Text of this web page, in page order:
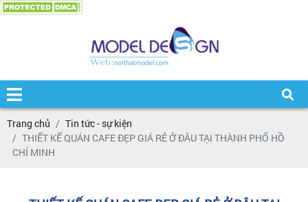
Trang chủ
Tin tức - sự kiện
THIẾT KẾ QUÁN CAFE ĐẸP GIÁ RẺ Ở ĐÂU TẠI THÀNH PHỐ HỒ
CHÍ MINH